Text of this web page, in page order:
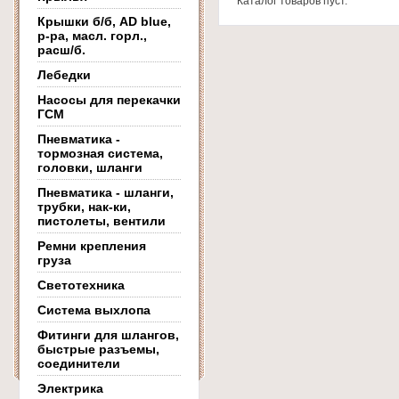
Крышки б/б, AD blue,
р-ра, масл. горл.,
расш/б.
Лебедки
Насосы для перекачки
ГСМ
Пневматика -
тормозная система,
головки, шланги
Пневматика - шланги,
трубки, нак-ки,
пистолеты, вентили
Ремни крепления
груза
Светотехника
Система выхлопа
Фитинги для шлангов,
быстрые разъемы,
соединители
Электрика